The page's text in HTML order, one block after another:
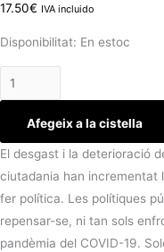
17.50€ IVA incluido
Disponibilitat: En estoc
Afegeix a la cistella
El desgast i la deterioració
ciutadania han incrementat
fer política. Les polítiques
repensar-se, ni tan sols
pandèmia del COVID-19.